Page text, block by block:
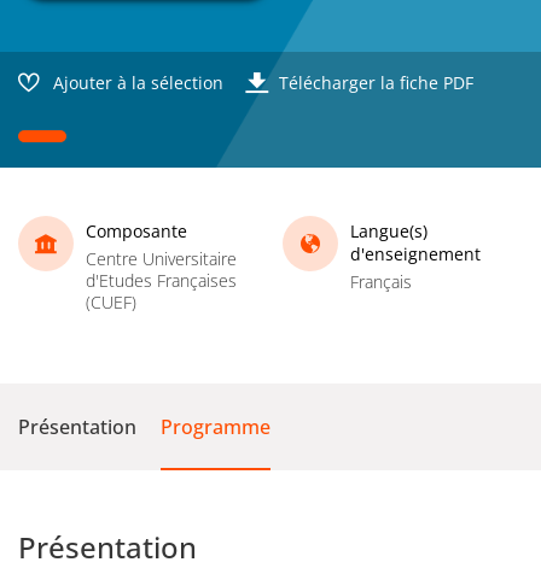
Ajouter à la sélection Télécharger la fiche PDF
Composante
Centre Universitaire
d'Etudes Françaises
(CUEF)
Langue(s)
d'enseignement
Français
Présentation Programme
Présentation